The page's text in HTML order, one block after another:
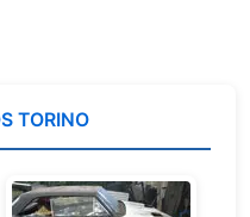
TORINO